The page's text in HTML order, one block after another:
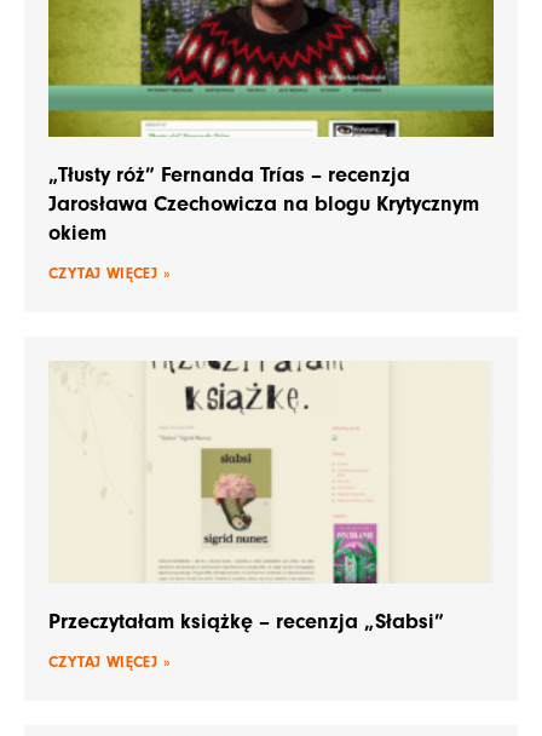
„Tłusty róż” Fernanda Trías – recenzja
Jarosława Czechowicza na blogu Krytycznym
okiem
CZYTAJ WIĘCEJ »
Przeczytałam książkę – recenzja „Słabsi”
CZYTAJ WIĘCEJ »